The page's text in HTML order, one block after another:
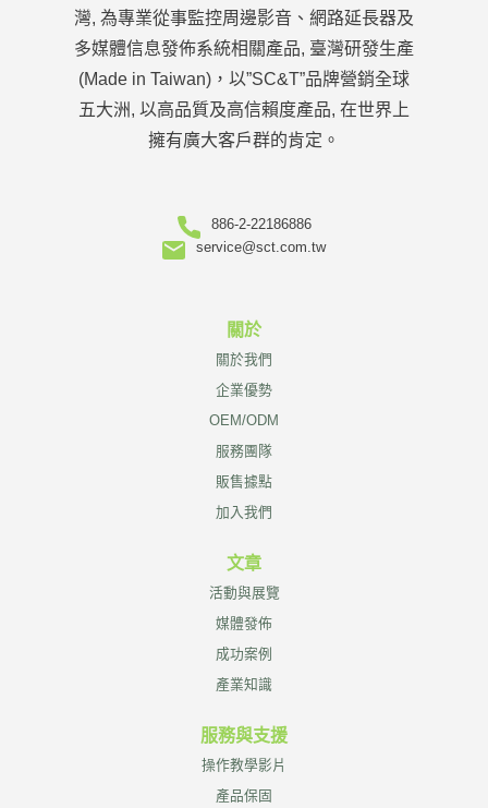
灣, 為專業從事監控周邊影音、網路延長器及
多媒體信息發佈系統相關產品, 臺灣研發生產
(Made in Taiwan)，以”SC&T”品牌營銷全球
五大洲, 以高品質及高信賴度產品, 在世界上
擁有廣大客戶群的肯定。
886-2-22186886
service@sct.com.tw
關於
關於我們
企業優勢
OEM/ODM
服務團隊
販售據點
加入我們
文章
活動與展覽
媒體發佈
成功案例
產業知識
服務與支援
操作教學影片
產品保固